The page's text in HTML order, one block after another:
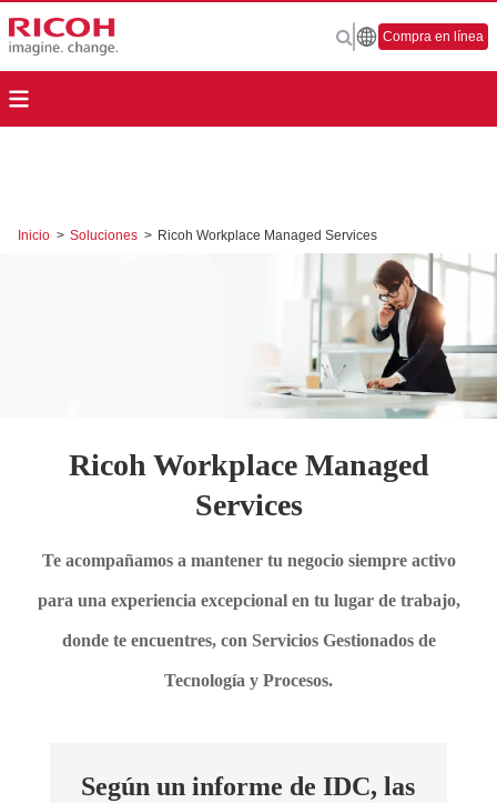
Compra en línea
Inicio > Soluciones > Ricoh Workplace Managed Services
Ricoh Workplace Managed
Services
Te acompañamos a mantener tu negocio siempre activo
para una experiencia excepcional en tu lugar de trabajo,
donde te encuentres, con Servicios Gestionados de
Tecnología y Procesos.
Según un informe de IDC, las